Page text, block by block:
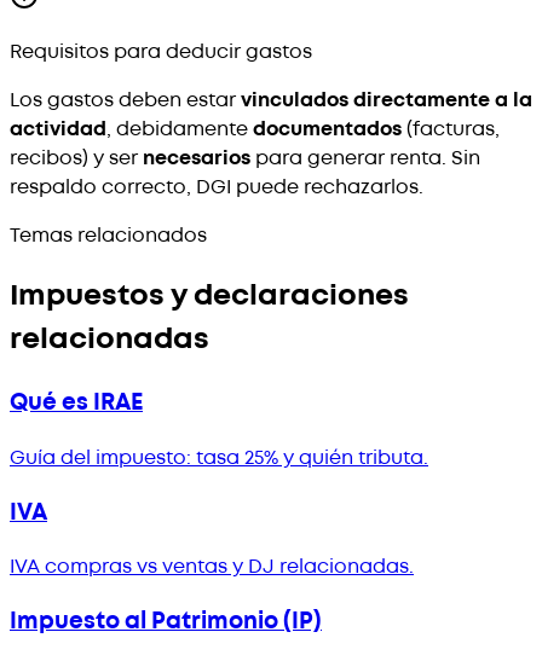
Requisitos para deducir gastos
Los gastos deben estarvinculados directamente a la
actividad, debidamentedocumentados(facturas,
recibos) y ser necesarios para generar renta. Sin
respaldo correcto, DGI puede rechazarlos.
Temas relacionados
Impuestos y declaraciones
relacionadas
Qué es IRAE
Guía del impuesto: tasa 25% y quién tributa.
IVA
IVA compras vs ventas y DJ relacionadas.
Impuesto al Patrimonio (IP)